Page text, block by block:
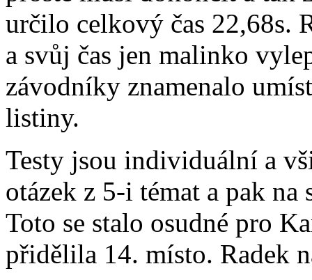
určilo celkový čas 22,68s.
a svůj čas jen malinko
závodníky znamenalo
listiny.
Testy jsou individuální a
otázek z 5-i témat a pak
Toto se stalo osudné pro
přidělila 14. místo. Radek